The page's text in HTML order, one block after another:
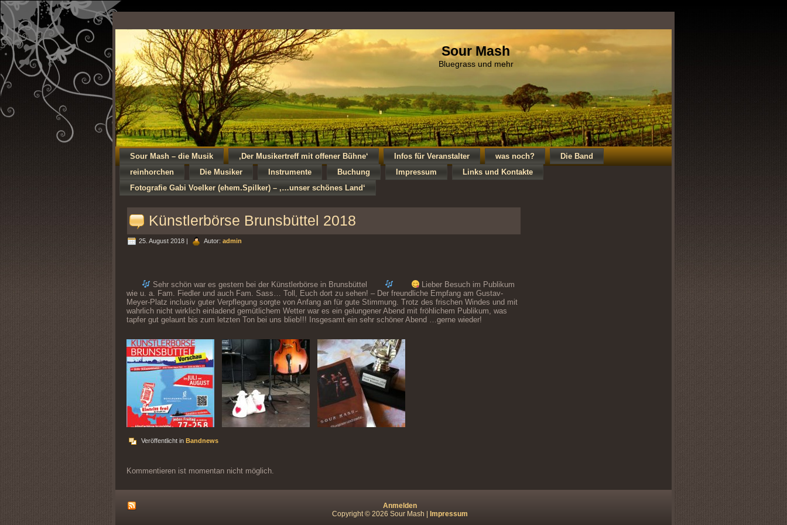
Sour Mash
Bluegrass und mehr
Sour Mash – die Musik ‚Der Musikertreff mit offener Bühne‘ Infos für Veranstalter was noch?
Die Band
reinhorchen
Die Musiker Instrumente Buchung Impressum
Links und Kontakte
Fotografie Gabi Voelker (ehem.Spilker) – ‚…unser schönes Land‘
Künstlerbörse Brunsbüttel 2018
25. August 2018 | Autor: admin
Sehr schön war es gestern bei der Künstlerbörse in Brunsbüttel
Lieber Besuch im Publikum
wie u. a. Fam. Fiedler und auch Fam. Sass… Toll, Euch dort zu sehen! – Der freundliche Empfang am Gustav-
Meyer-Platz inclusiv guter Verpflegung sorgte von Anfang an für gute Stimmung. Trotz des frischen Windes und mit
wahrlich nicht wirklich einladend gemütlichem Wetter war es ein gelungener Abend mit fröhlichem Publikum, was
tapfer gut gelaunt bis zum letzten Ton bei uns blieb!!! Insgesamt ein sehr schöner Abend …gerne wieder!
Veröffentlicht in Bandnews
Kommentieren ist momentan nicht möglich.
Anmelden
Copyright © 2026 Sour Mash | Impressum